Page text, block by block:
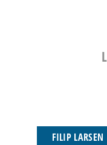
FILIP LARSEN